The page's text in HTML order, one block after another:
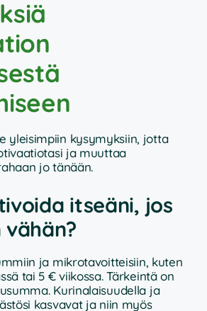
yleisimpiin kysymyksiin, jotta
ja muuttaa
jo tänään.
itseäni, jos
ja mikrotavoitteisiin, kuten
tai 5 € viikossa. Tärkeintä on
Kurinalaisuudella ja
kasvavat ja niin myös